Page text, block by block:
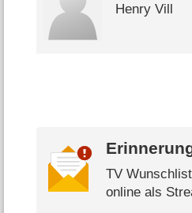
Henry Vill
TV
online als